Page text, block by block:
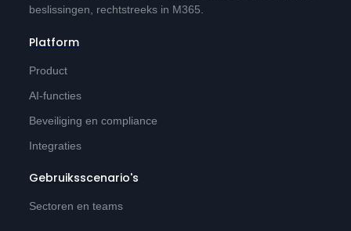
beslissingen, rechtstreeks in M365.
Platform
Product
AI-functies
Beveiliging en compliance
Integraties
Gebruiksscenario's
Sectoren en teams